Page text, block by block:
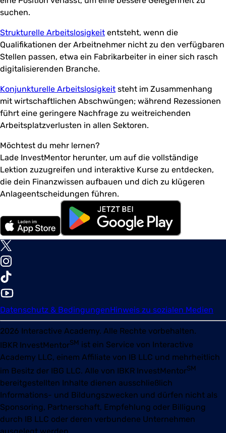
suchen.
Strukturelle Arbeitslosigkeit entsteht, wenn die
Qualifikationen der Arbeitnehmer nicht zu den verfügbaren
Stellen passen, etwa ein Fabrikarbeiter in einer sich rasch
digitalisierenden Branche.
Konjunkturelle Arbeitslosigkeit steht im Zusammenhang
mit wirtschaftlichen Abschwüngen; während Rezessionen
führt eine geringere Nachfrage zu weitreichenden
Arbeitsplatzverlusten in allen Sektoren.
Möchtest du mehr lernen?
Lade InvestMentor herunter, um auf die vollständige
Lektion zuzugreifen und interaktive Kurse zu entdecken,
die dein Finanzwissen aufbauen und dich zu klügeren
Anlageentscheidungen führen.
Datenschutz & BedingungenHinweis zu sozialen Medien
2026 Interactive Academy. Alle Rechte vorbehalten.
IBKR InvestMentorSM ist ein Service von Interactive
Academy LLC, einem Affiliate von IB LLC und mehrheitlich
im Besitz der IBG LLC. Alle von IBKR InvestMentorSM
bereitgestellten Inhalte dienen ausschließlich
Informations- und Bildungszwecken und dürfen nicht als
Sponsoring, Partnerschaft, Empfehlung oder Billigung
durch IB LLC oder deren verbundene Unternehmen